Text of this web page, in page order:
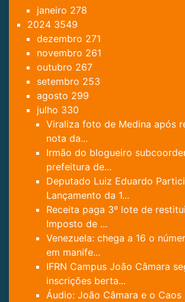
janeiro 278
2024 3549
dezembro 271
novembro 261
outubro 267
setembro 253
agosto 299
julho 330
Viraliza foto de Medina após
nota da...
Irmão do blogueiro
prefeitura de...
Deputado Luiz Eduardo
Lançamento da 1...
Receita paga 3º lote de
Imposto de ...
Venezuela: chega a 16 o
em manife...
IFRN Campus João Câmara
inscrições berta...
Áudio: João Câmara e o Caos